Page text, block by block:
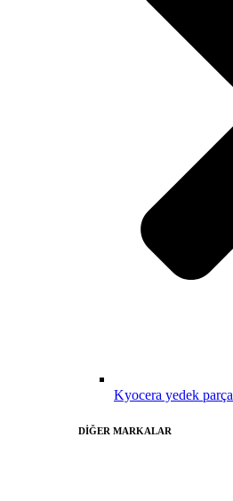
Kyocera yedek parça
DİĞER MARKALAR